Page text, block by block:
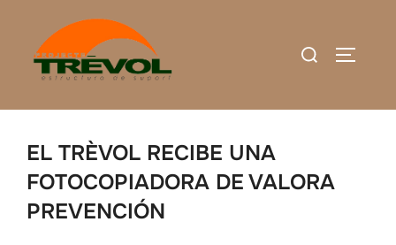
contenido
Buscar:
EL TRÈVOL RECIBE UNA
FOTOCOPIADORA DE VALORA
PREVENCIÓN